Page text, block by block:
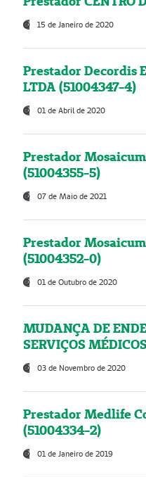
15 de Janeiro de 2020
Prestador Decordis
LTDA (51004347-4)
01 de Abril de 2020
Prestador
(51004355-5)
07 de Maio de 2021
Prestador
(51004352-0)
01 de Outubro de 2020
MUDANÇA DE
SERVIÇOS
03 de Novembro de 2020
Prestador Medlife
(51004334-2)
01 de Janeiro de 2019